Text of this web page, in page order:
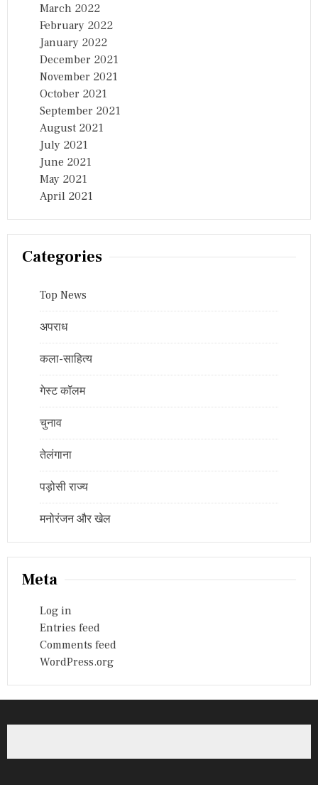
March 2022
February 2022
January 2022
December 2021
November 2021
October 2021
September 2021
August 2021
July 2021
June 2021
May 2021
April 2021
Categories
Top News
अपराध
कला-साहित्य
गेस्ट कॉलम
चुनाव
तेलंगाना
पड़ोसी राज्य
मनोरंजन और खेल
Meta
Log in
Entries feed
Comments feed
WordPress.org